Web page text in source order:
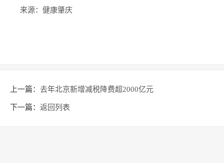
来源：健康肇庆
上一篇： 去年北京新增减税降费超2000亿元
下一篇： 返回列表